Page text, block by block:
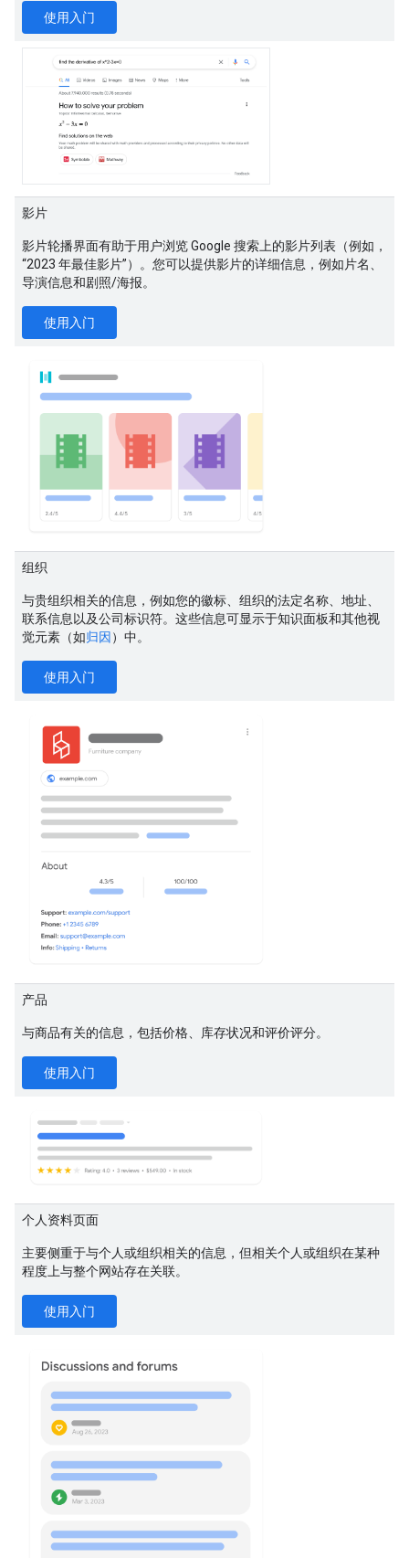
使用入门
影片
影片轮播界面有助于用户浏览 Google 搜索上的影片列表（例如，
“2023 年最佳影片”）。您可以提供影片的详细信息，例如片名、
导演信息和剧照/海报。
使用入门
组织
与贵组织相关的信息，例如您的徽标、组织的法定名称、地址、
联系信息以及公司标识符。这些信息可显示于知识面板和其他视
觉元素（如归因 ）中。
使用入门
产品
与商品有关的信息，包括价格、库存状况和评价评分。
使用入门
个人资料页面
主要侧重于与个人或组织相关的信息，但相关个人或组织在某种
程度上与整个网站存在关联。
使用入门